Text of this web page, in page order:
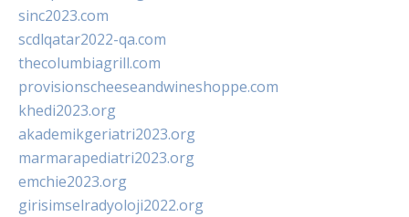
sinc2023.com
scdlqatar2022-qa.com
thecolumbiagrill.com
provisionscheeseandwineshoppe.com
khedi2023.org
akademikgeriatri2023.org
marmarapediatri2023.org
emchie2023.org
girisimselradyoloji2022.org